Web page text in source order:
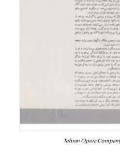
Tehran Opera